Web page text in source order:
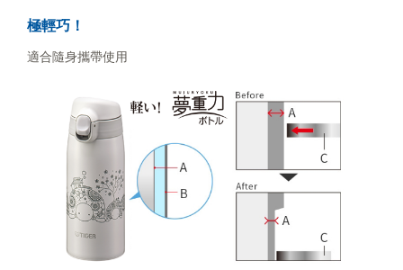
極輕巧！
適合隨身攜帶使用